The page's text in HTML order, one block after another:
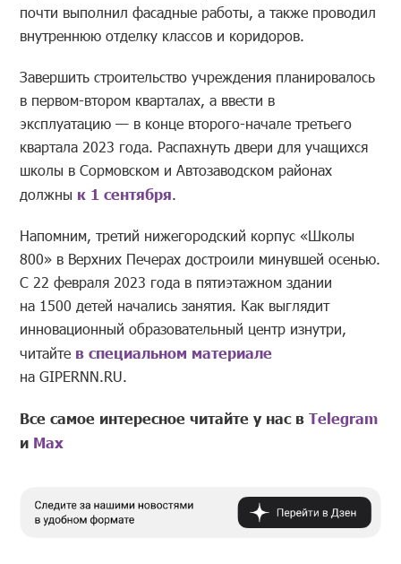
почти выполнил фасадные работы, а также проводил
внутреннюю отделку классов и коридоров.
Завершить строительство учреждения планировалось
в первом-втором кварталах, а ввести в
эксплуатацию — в конце второго-начале третьего
квартала 2023 года. Распахнуть двери для учащихся
школы в Сормовском и Автозаводском районах
должны к 1 сентября.
Напомним, третий нижегородский корпус «Школы
800» в Верхних Печерах достроили минувшей осенью.
С 22 февраля 2023 года в пятиэтажном здании
на 1500 детей начались занятия. Как выглядит
инновационный образовательный центр изнутри,
читайте в специальном материале
на GIPERNN.RU.
Все самое интересное читайте у нас вTelegram
и Mах